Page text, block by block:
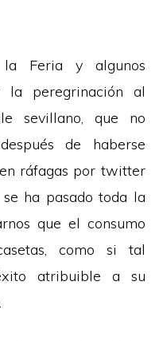
Feria y algunos
la peregrinación al
sevillano, que no
de haberse
ráfagas por twitter
ha pasado toda la
que el consumo
como si tal
atribuible a su